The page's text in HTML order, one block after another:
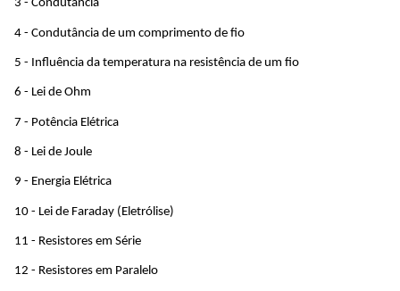
3 - Condutância
4 - Condutância de um comprimento de fio
5 - Influência da temperatura na resistência de um fio
6 - Lei de Ohm
7 - Potência Elétrica
8 - Lei de Joule
9 - Energia Elétrica
10 - Lei de Faraday (Eletrólise)
11 - Resistores em Série
12 - Resistores em Paralelo